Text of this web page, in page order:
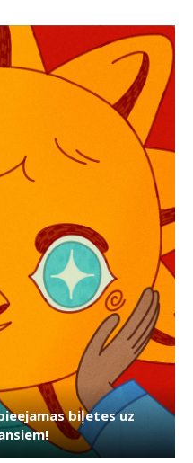
biļetes uz